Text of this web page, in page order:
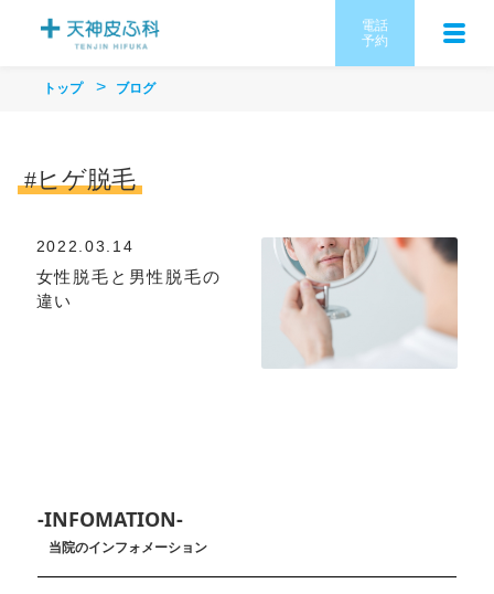
電話
予約
トップ ブログ
#ヒゲ脱毛
2022.03.14
女性脱毛と男性脱毛の
違い
-INFOMATION-
当院のインフォメーション